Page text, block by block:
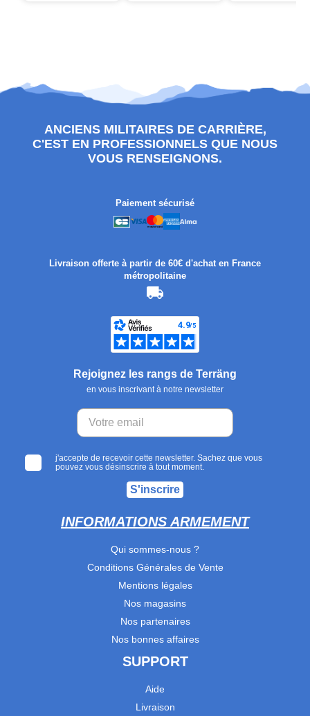
ANCIENS MILITAIRES DE CARRIÈRE,
C'EST EN PROFESSIONNELS QUE NOUS
VOUS RENSEIGNONS.
Paiement sécurisé
Livraison offerte à partir de 60€ d'achat en France
métropolitaine
Rejoignez les rangs de Terräng
en vous inscrivant à notre newsletter
j'accepte de recevoir cette newsletter. Sachez que vous
pouvez vous désinscrire à tout moment.
S'inscrire
INFORMATIONS ARMEMENT
Qui sommes-nous ?
Conditions Générales de Vente
Mentions légales
Nos magasins
Nos partenaires
Nos bonnes affaires
SUPPORT
Aide
Livraison